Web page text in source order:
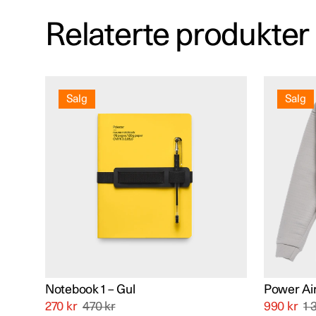
Relaterte produkter
Salg
Notebook 1 – Gul
270 kr 470kr
Salg
Power
990 kr 1
produktet
har
varianter.
velges